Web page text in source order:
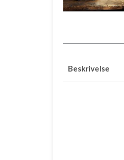
Beskrivelse